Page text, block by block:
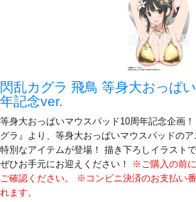
閃乱カグラ 飛鳥 等身大おっぱ
年記念ver.
等身大おっぱいマウスパッド10周年記念企画
グラ』より、等身大おっぱいマウスパッドの
特別なアイテムが登場！ 描き下ろしイラスト
ぜひお手元にお迎えください！
※ご購入の前に
ご確認ください。 ※コンビニ決済のお支払い
れます。